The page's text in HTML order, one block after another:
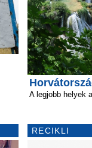
A legjobb helyek
RECIKLI